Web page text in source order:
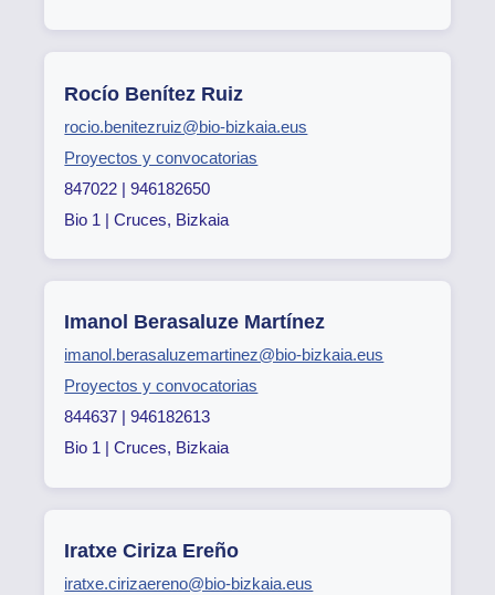
Rocío Benítez Ruiz
rocio.benitezruiz@bio-bizkaia.eus
Proyectos y convocatorias
847022 | 946182650
Bio 1 | Cruces, Bizkaia
Imanol Berasaluze Martínez
imanol.berasaluzemartinez@bio-bizkaia.eus
Proyectos y convocatorias
844637 | 946182613
Bio 1 | Cruces, Bizkaia
Iratxe Ciriza Ereño
iratxe.cirizaereno@bio-bizkaia.eus